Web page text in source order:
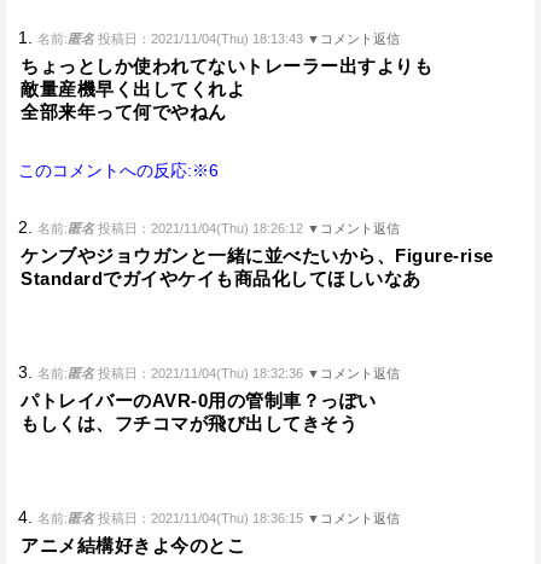
1. 名前:匿名 投稿日：2021/11/04(Thu) 18:13:43 ▼コメント返信
ちょっとしか使われてないトレーラー出すよりも
敵量産機早く出してくれよ
全部来年って何でやねん
このコメントへの反応:※6
2. 名前:匿名 投稿日：2021/11/04(Thu) 18:26:12 ▼コメント返信
ケンブやジョウガンと一緒に並べたいから、Figure-rise
Standardでガイやケイも商品化してほしいなあ
3. 名前:匿名 投稿日：2021/11/04(Thu) 18:32:36 ▼コメント返信
パトレイバーのAVR-0用の管制車？っぽい
もしくは、フチコマが飛び出してきそう
4. 名前:匿名 投稿日：2021/11/04(Thu) 18:36:15 ▼コメント返信
アニメ結構好きよ今のとこ